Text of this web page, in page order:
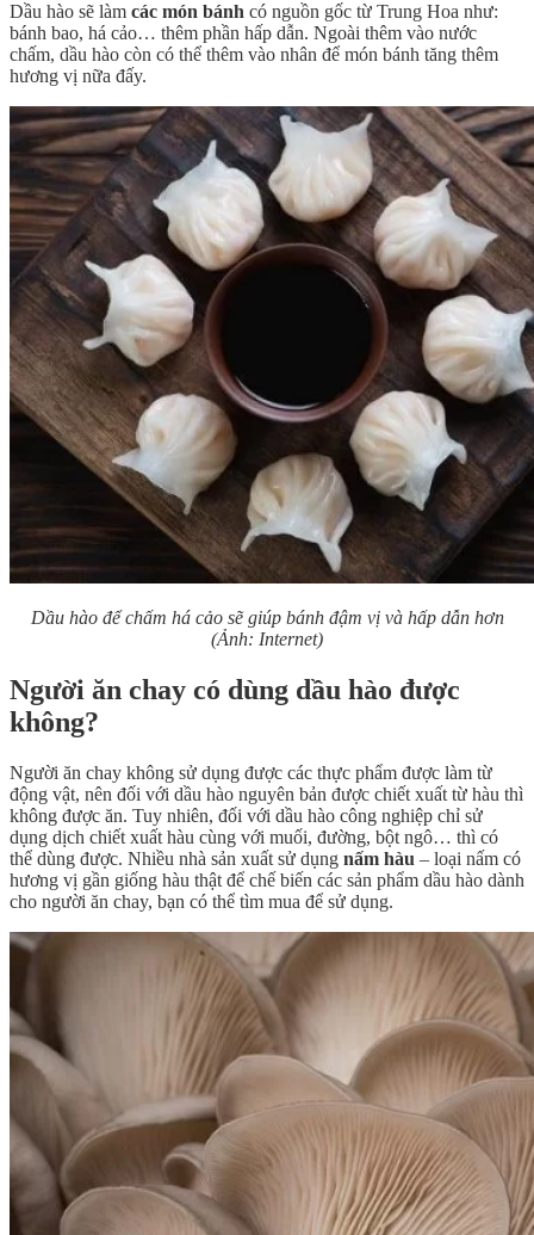
Dầu hào sẽ làm các món bánh có nguồn gốc từ Trung Hoa như:
bánh bao, há cảo… thêm phần hấp dẫn. Ngoài thêm vào nước
chấm, dầu hào còn có thể thêm vào nhân để món bánh tăng thêm
hương vị nữa đấy.
Dầu hào để chấm há cảo sẽ giúp bánh đậm vị và hấp dẫn hơn
(Ảnh: Internet)
Người ăn chay có dùng dầu hào được
không?
Người ăn chay không sử dụng được các thực phẩm được làm từ
động vật, nên đối với dầu hào nguyên bản được chiết xuất từ hàu thì
không được ăn. Tuy nhiên, đối với dầu hào công nghiệp chỉ sử
dụng dịch chiết xuất hàu cùng với muối, đường, bột ngô… thì có
thể dùng được. Nhiều nhà sản xuất sử dụng nấm hàu – loại nấm có
hương vị gần giống hàu thật để chế biến các sản phẩm dầu hào dành
cho người ăn chay, bạn có thể tìm mua để sử dụng.